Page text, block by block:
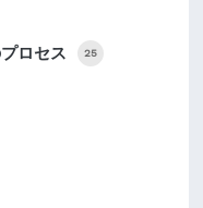
ロセス 25